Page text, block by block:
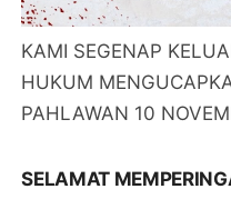
KAMI SEGENAP
HUKUM
PAHLAWAN 10
SELAMAT